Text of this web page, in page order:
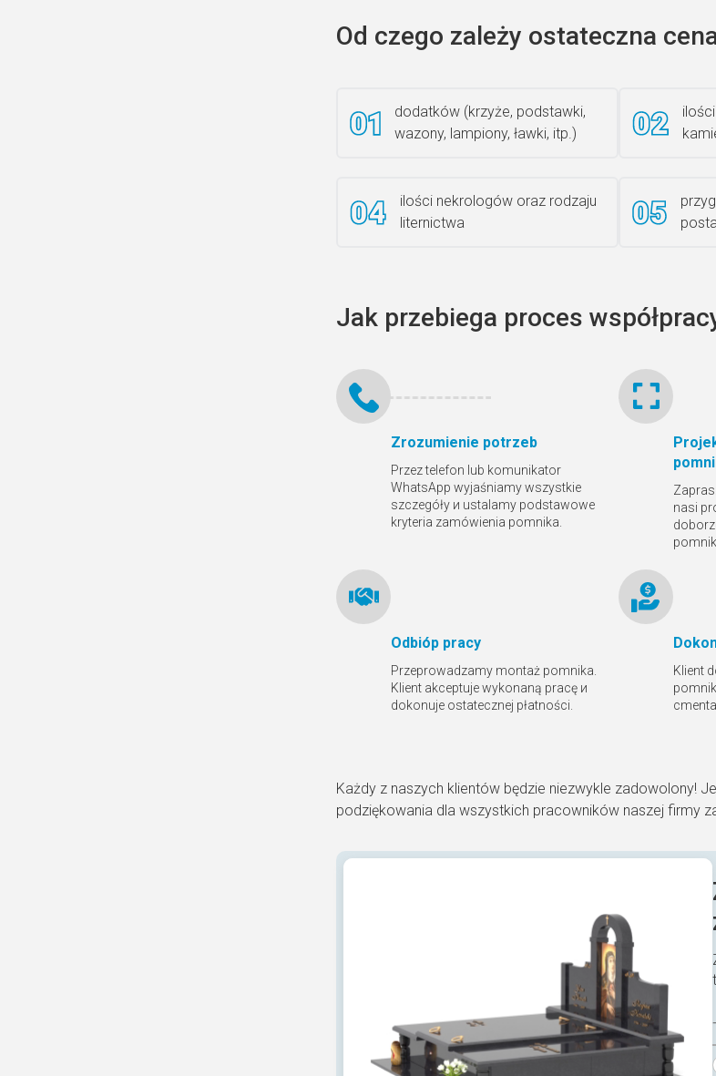
Od czego zależy ostateczna
dodatków (krzyże, podstawki,
wazony, lampiony, ławki, itp.)
ilości nekrologów oraz rodzaju
liternictwa
Jak przebiega proces
Zrozumienie potrzeb
Przez telefon lub komunikator
WhatsApp wyjaśniamy wszystkie
szczegóły и ustalamy podstawowe
kryteria zamówienia pomnika.
nasi
Klient
Odbióр pracy
Przeprowadzamy montaż pomnika.
Klient akceptuje wykonaną pracę и
dokonuje ostatecznej płatności.
Każdy z naszych klientów będzie niezwykle zadowolony!
podziękowania dla wszystkich pracowników naszej firmy